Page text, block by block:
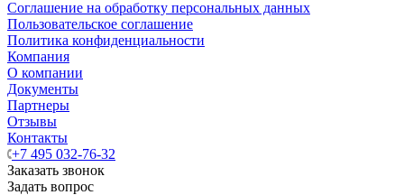
Соглашение на обработку персональных данных
Пользовательское соглашение
Политика конфиденциальности
Компания
О компании
Документы
Партнеры
Отзывы
Контакты
+7 495 032-76-32
Заказать звонок
Задать вопрос